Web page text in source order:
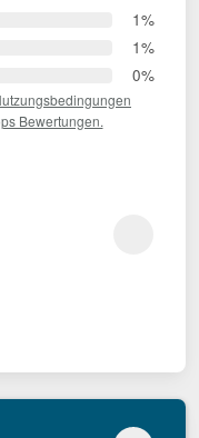
1%
1%
0%
Bewertungen.